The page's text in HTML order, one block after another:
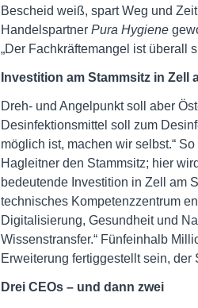
Bescheid weiß, spart Weg und
Handelspartner Pura Hygiene
„Der Fachkräftemangel ist überall
Investition am Stammsitz in Zell
Dreh- und Angelpunkt soll aber
Desinfektionsmittel soll zum
möglich ist, machen wir selbst.“
Hagleitner den Stammsitz; hier
bedeutende Investition in Zell am
technisches Kompetenzzentrum
Digitalisierung, Gesundheit und
Wissenstransfer.“ Fünfeinhalb
Erweiterung fertiggestellt sein,
Drei CEOs – und dann zwei